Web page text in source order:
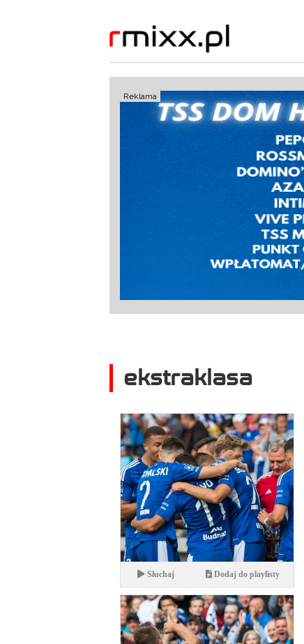
Reklama
ekstraklasa
Słuchaj Dodaj do playlisty